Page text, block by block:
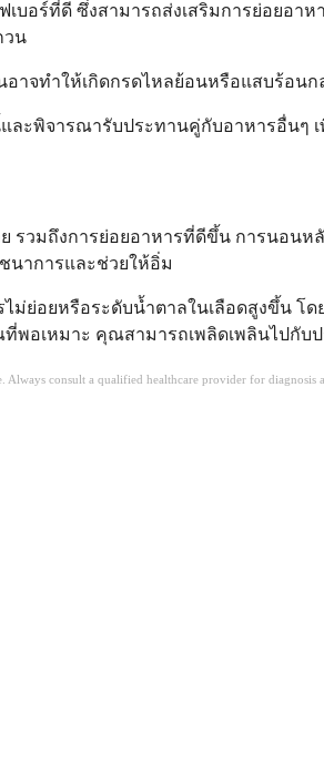
เบอร์ที่ดี ซึ่งสามารถส่งเสริมการย่อยอ
วน
าจทำให้เกิดกรดไหลย้อนหรือแสบร้อน
และพิจารณารับประทานคู่กับอาหารอื่น
วมถึงการย่อยอาหารที่ดีขึ้น การนอน
นาการและช่วยให้อิ่ม
ม่ย่อยหรือระดับน้ำตาลในเลือดสูงขึ้น
พอเหมาะ คุณสามารถเพลิดเพลินไปกั
consult a qualified healthcare provider for